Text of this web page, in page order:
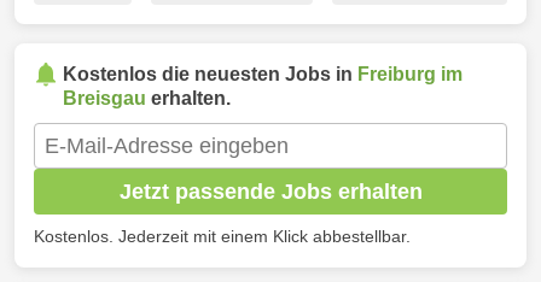
Kostenlos die neuesten Jobs in Freiburg im
Breisgau erhalten.
Jetzt passende Jobs erhalten
Kostenlos. Jederzeit mit einem Klick abbestellbar.